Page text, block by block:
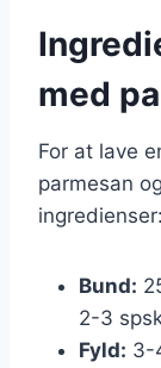
med
For at lave
parmesan
ingredienser:
Bund:
2-3
Fyld: 3-